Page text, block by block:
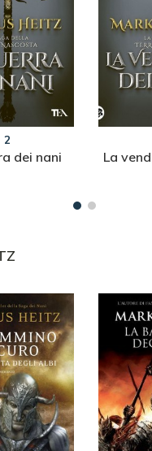
2
dei nani La